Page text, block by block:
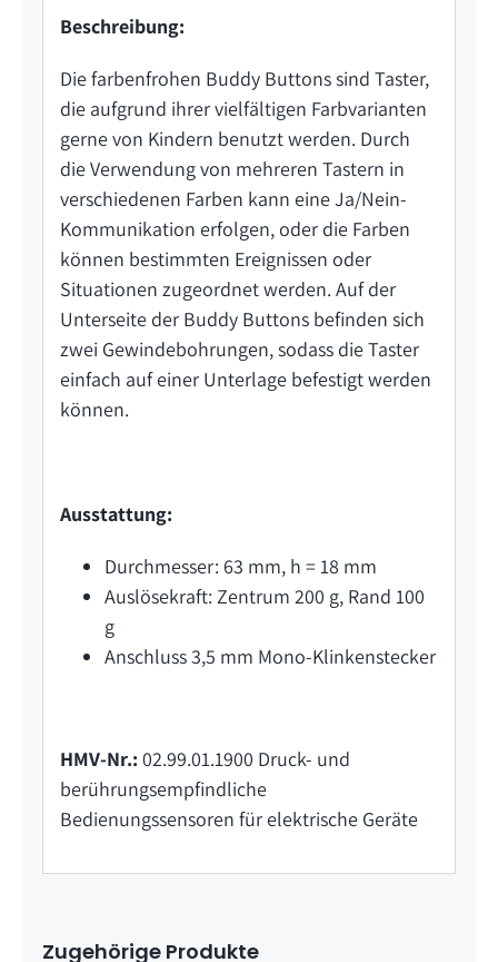
Beschreibung:
Die farbenfrohen Buddy Buttons sind Taster,
die aufgrund ihrer vielfältigen Farbvarianten
gerne von Kindern benutzt werden. Durch
die Verwendung von mehreren Tastern in
verschiedenen Farben kann eine Ja/Nein-
Kommunikation erfolgen, oder die Farben
können bestimmten Ereignissen oder
Situationen zugeordnet werden. Auf der
Unterseite der Buddy Buttons befinden sich
zwei Gewindebohrungen, sodass die Taster
einfach auf einer Unterlage befestigt werden
können.
Ausstattung:
Durchmesser: 63 mm, h = 18 mm
Auslösekraft: Zentrum 200 g, Rand 100
g
Anschluss 3,5 mm Mono-Klinkenstecker
HMV-Nr.: 02.99.01.1900 Druck- und
berührungsempfindliche
Bedienungssensoren für elektrische Geräte
Zugehörige Produkte